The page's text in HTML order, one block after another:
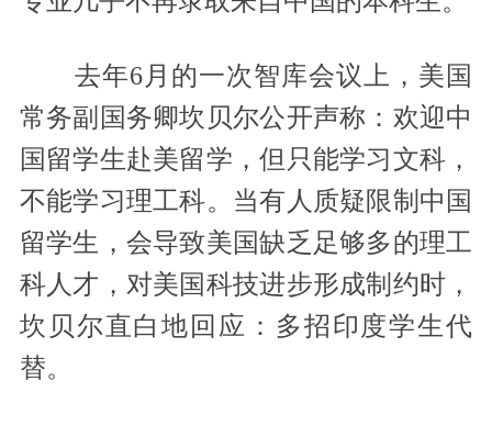
去年6月的一次智库会议上，美国
常务副国务卿坎贝尔公开声称：欢迎中
国留学生赴美留学，但只能学习文科，
不能学习理工科。当有人质疑限制中国
留学生，会导致美国缺乏足够多的理工
科人才，对美国科技进步形成制约时，
坎贝尔直白地回应：多招印度学生代
替。